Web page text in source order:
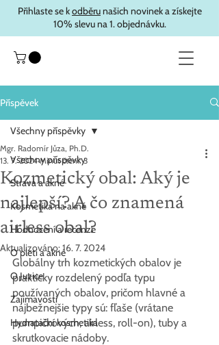
Přihlaste se kodběrunašich novinek a získejte
10% slevu na 1. objednávku.
Příspěvek
Všechny příspěvky
Strava a akné
Kosmetika na akné
Hodnocení a recenze
O pleti a akné
O Juzice
Zajímavosti
Hydratační kosmetika
Všechny příspěvky
Kozmetický obal: Aký je
najlepší? A čo znamená
airless obal?
Mgr. Radomír Jůza, Ph.D.
13. 7. 2024 Minut čtení: 3
Aktualizováno:16. 7. 2024
Globálny trh kozmetických obalov je
prakticky rozdelený podľa typu
používaných obalov, pričom hlavné a
najbežnejšie typy sú: fľaše (vrátane
pumpičkových, airless, roll-on), tuby a
skrutkovacie nádoby.